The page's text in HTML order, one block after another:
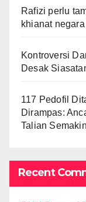
Rafizi perlu
khianat negara
Kontroversi
Desak
117 Pedofil
Dirampas:
Talian
Recent